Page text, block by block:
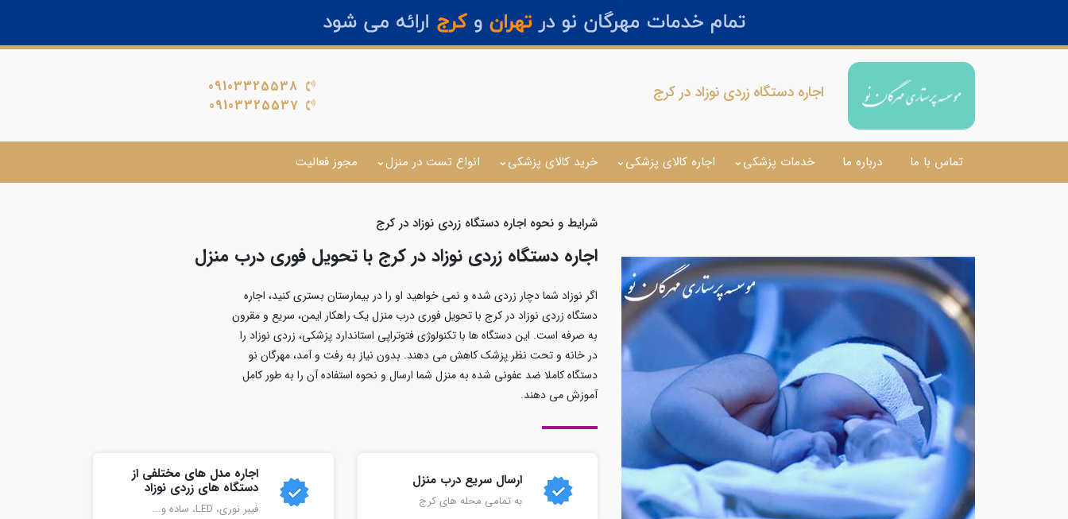
اجاره دستگاه زردی نوزاد در کرج
09103325538
09103325537
تماس با ما درباره ما خدمات پزشکی اجاره کالای پزشکی خرید کالای پزشکی انواع تست در منزل مجوز فعالیت
شرایط و نحوه اجاره دستگاه زردی نوزاد در کرج
اجاره دستگاه زردی نوزاد در کرج با تحویل فوری درب منزل
اگر نوزاد شما دچار زردی شده و نمی خواهید او را در بیمارستان بستری کنید، اجاره
دستگاه زردی نوزاد در کرج با تحویل فوری درب منزل یک راهکار ایمن، سریع و مقرون
به صرفه است. این دستگاه ها با تکنولوژی فتوتراپی استاندارد پزشکی، زردی نوزاد را
در خانه و تحت نظر پزشک کاهش می دهند. بدون نیاز به رفت و آمد، مهرگان نو
دستگاه کاملا ضد عفونی شده به منزل شما ارسال و نحوه استفاده آن را به طور کامل
آموزش می دهند.
ارسال سریع درب منزل
به تمامی محله های کرج
اجاره مدل های مختلفی از
دستگاه های زردی نوزاد
فیبر نوری، LED، ساده و...